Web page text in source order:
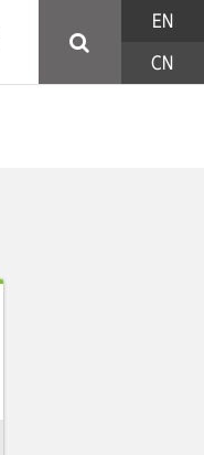
主な取り組み
資料
西北ブロック
X/Twitter
EN
CN